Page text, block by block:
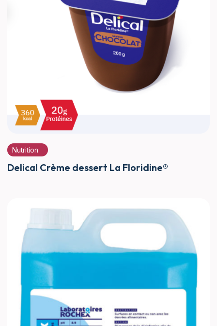
Nutrition
Delical Crème dessert La Floridine®